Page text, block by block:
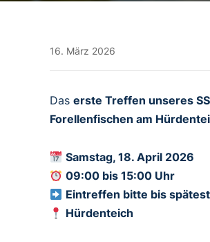
16. März 2026
Das erste Treffen unseres
Forellenfischen am
Samstag, 18. April 2026
09:00 bis 15:00 Uhr
Eintreffen bitte bis
Hürdenteich